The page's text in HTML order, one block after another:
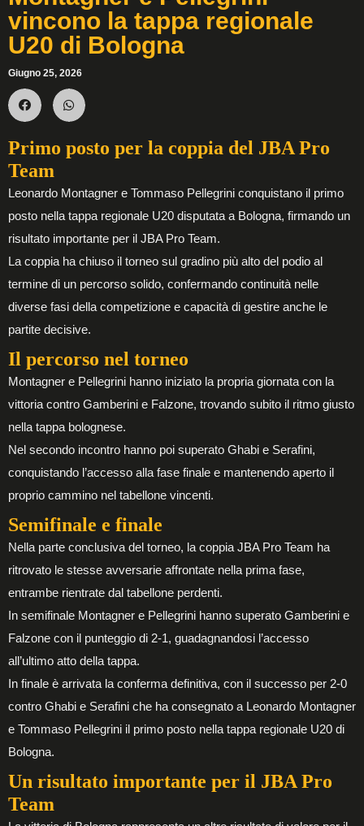
vincono la tappa regionale
U20 di Bologna
Giugno 25, 2026
Primo posto per la coppia del JBA Pro
Team
Leonardo Montagner e Tommaso Pellegrini conquistano il primo
posto nella tappa regionale U20 disputata a Bologna, firmando un
risultato importante per il JBA Pro Team.
La coppia ha chiuso il torneo sul gradino più alto del podio al
termine di un percorso solido, confermando continuità nelle
diverse fasi della competizione e capacità di gestire anche le
partite decisive.
Il percorso nel torneo
Montagner e Pellegrini hanno iniziato la propria giornata con la
vittoria contro Gamberini e Falzone, trovando subito il ritmo giusto
nella tappa bolognese.
Nel secondo incontro hanno poi superato Ghabi e Serafini,
conquistando l’accesso alla fase finale e mantenendo aperto il
proprio cammino nel tabellone vincenti.
Semifinale e finale
Nella parte conclusiva del torneo, la coppia JBA Pro Team ha
ritrovato le stesse avversarie affrontate nella prima fase,
entrambe rientrate dal tabellone perdenti.
In semifinale Montagner e Pellegrini hanno superato Gamberini e
Falzone con il punteggio di 2-1, guadagnandosi l’accesso
all’ultimo atto della tappa.
In finale è arrivata la conferma definitiva, con il successo per 2-0
contro Ghabi e Serafini che ha consegnato a Leonardo Montagner
e Tommaso Pellegrini il primo posto nella tappa regionale U20 di
Bologna.
Un risultato importante per il JBA Pro
Team